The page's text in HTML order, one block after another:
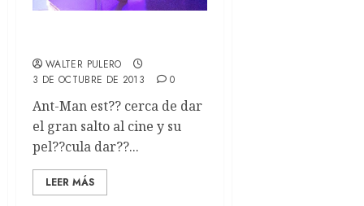
WALTER PULERO
3 DE OCTUBRE DE 2013
0
Ant-Man est?? cerca de dar
el gran salto al cine y su
pel??cula dar??...
LEER MÁS